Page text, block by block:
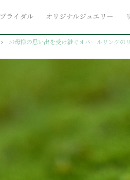
ブライダル オリジナルジュエリー
お母様の思い出を受け継ぐオパールリングの